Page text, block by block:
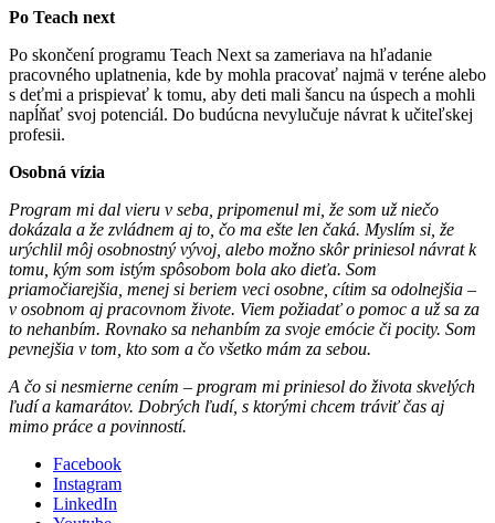
Po Teach next
Po skončení programu Teach Next sa zameriava na hľadanie
pracovného uplatnenia, kde by mohla pracovať najmä v teréne alebo
s deťmi a prispievať k tomu, aby deti mali šancu na úspech a mohli
napĺňať svoj potenciál. Do budúcna nevylučuje návrat k učiteľskej
profesii.
Osobná vízia
Program mi dal vieru v seba, pripomenul mi, že som už niečo
dokázala a že zvládnem aj to, čo ma ešte len čaká. Myslím si, že
urýchlil môj osobnostný vývoj, alebo možno skôr priniesol návrat k
tomu, kým som istým spôsobom bola ako dieťa. Som
priamočiarejšia, menej si beriem veci osobne, cítim sa odolnejšia –
v osobnom aj pracovnom živote. Viem požiadať o pomoc a už sa za
to nehanbím. Rovnako sa nehanbím za svoje emócie či pocity. Som
pevnejšia v tom, kto som a čo všetko mám za sebou.
A čo si nesmierne cením – program mi priniesol do života skvelých
ľudí a kamarátov. Dobrých ľudí, s ktorými chcem tráviť čas aj
mimo práce a povinností.
Facebook
Instagram
LinkedIn